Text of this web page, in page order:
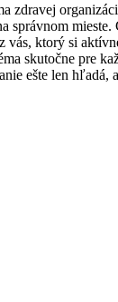
zdravej
správnom
vás, ktorý si
skutočne pre
ešte len hľadá,